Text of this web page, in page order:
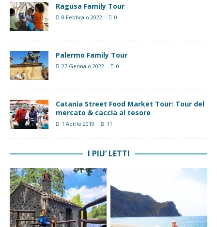
Ragusa Family Tour
8 Febbraio 2022 0
Palermo Family Tour
27 Gennaio 2022 0
Catania Street Food Market Tour: Tour del
mercato & caccia al tesoro
1 Aprile 2019 11
I PIU’ LETTI